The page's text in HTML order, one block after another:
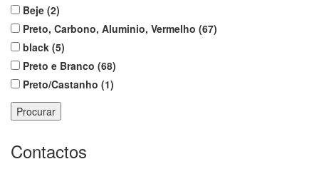
Beje (2)
Preto, Carbono, Aluminio, Vermelho (67)
black (5)
Preto e Branco (68)
Preto/Castanho (1)
Procurar
Contactos